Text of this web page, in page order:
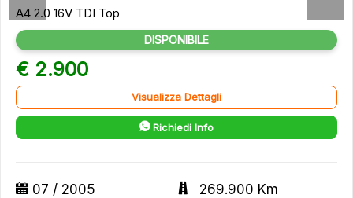
A4 2.0 16V TDI Top
DISPONIBILE
€ 2.900
Visualizza Dettagli
Richiedi Info
07 / 2005
269.900 Km